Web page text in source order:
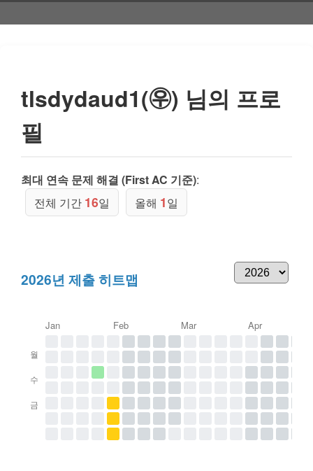
tlsdydaud1(㉾) 님의 프로
필
최대 연속 문제 해결 (First AC 기준):
전체 기간 16일 올해 1일
2026년 제출 히트맵
Jan Feb Mar Apr
월
수
금